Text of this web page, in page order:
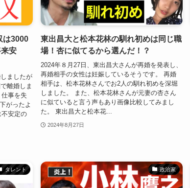
は3000
安
ましたが
離婚しま
事を失
がったよ
不安定の
東出昌大と松本花林の馴れ初めは同じ職
場！杏に似てるから選んだ！？
2024年８月27日、東出昌大さんが再婚を発表し、
再婚相手の女性は妊娠しているそうです。 再婚
相手は、松本花林さんでお2人の馴れ初めを深堀
しました。 また、松本花林さんが元妻の杏さん
に似ていると言う声もあり画像比較してみまし
た。 東出昌大と松本花...
2024年8月27日
タレント 政治家